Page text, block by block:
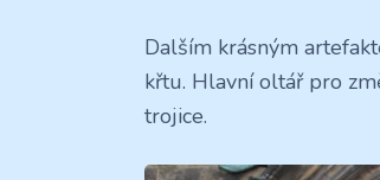
Dalším krásným
křtu. Hlavní oltář pro
trojice.